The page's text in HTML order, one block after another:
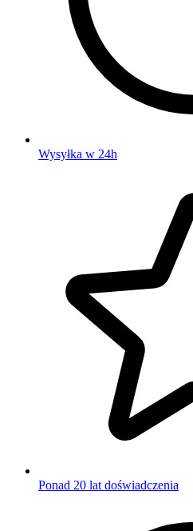
Wysyłka w 24h
Ponad 20 lat doświadczenia